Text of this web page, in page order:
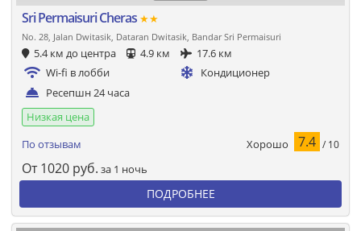
Sri Permaisuri Cheras ★★
No. 28, Jalan Dwitasik, Dataran Dwitasik, Bandar Sri Permaisuri
5.4 км до центра 4.9 км
17.6 км
Wi-fi в лобби
Кондиционер
Ресепшн 24 часа
Низкая цена
По отзывам
Хорошо 7.4 / 10
От 1020 руб. за 1 ночь
ПОДРОБНЕЕ